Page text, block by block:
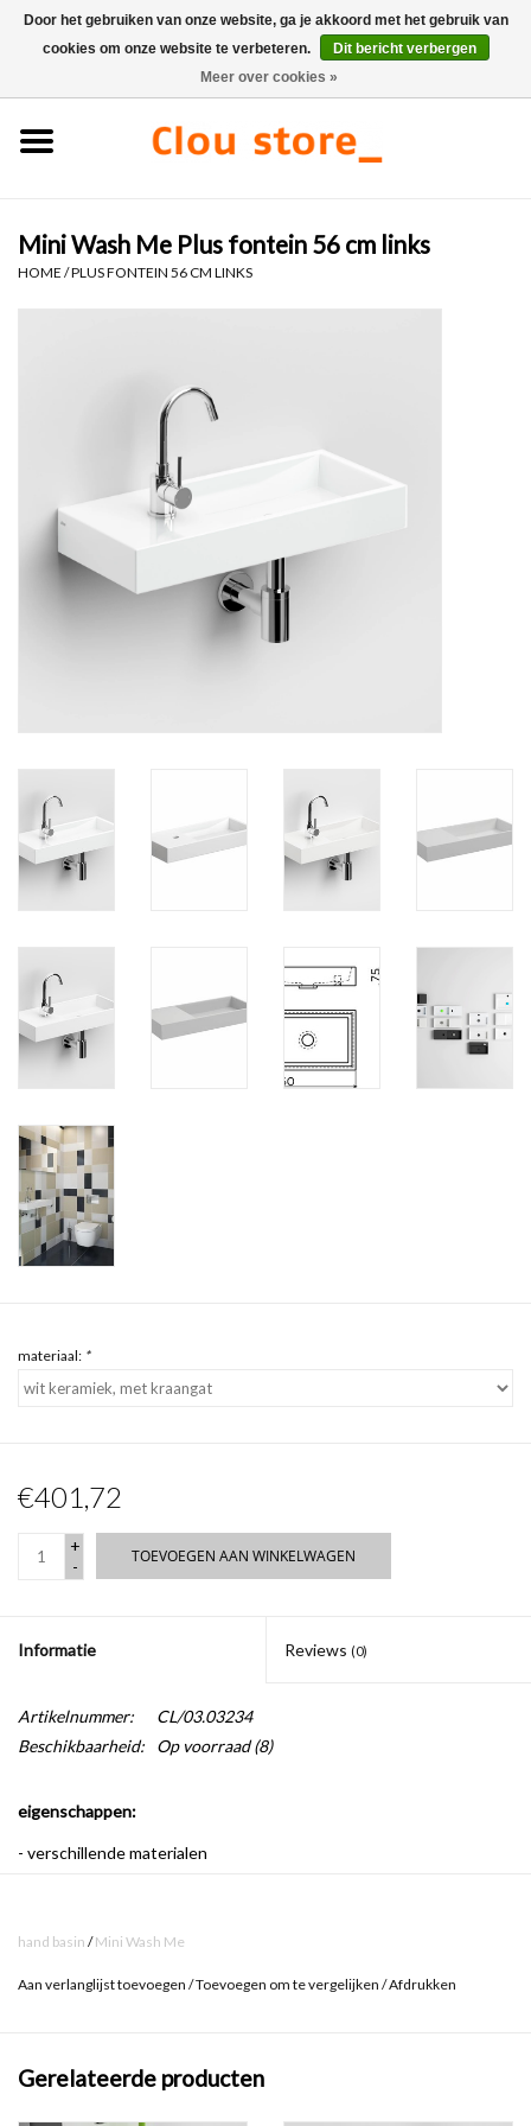
0 Artikelen - €0,00
Fonteinsets
Fonteinen
Meubels
Mini Wash Me Plus fontein 56 cm links
HOME /PLUS FONTEIN 56 CM LINKS
materiaal: *
€401,72
+
-
TOEVOEGEN AAN WINKELWAGEN
Informatie Reviews (0)
Artikelnummer:
CL/03.03234
Beschikbaarheid:
Op voorraad(8)
eigenschappen:
- verschillende materialen
- afvoerset niet inbegrepen
- niet geschikt voor standaard afvoerpluggen, speciale
Mini Wash
hand basin /Mini Wash Me
Aan verlanglijst toevoegen /Toevoegen om te vergelijken /Afdrukken
Gerelateerde producten
Door het gebruiken van onze website, ga je akkoord met het gebruik van
cookies om onze website te verbeteren.
Dit bericht verbergen
Meer over cookies »